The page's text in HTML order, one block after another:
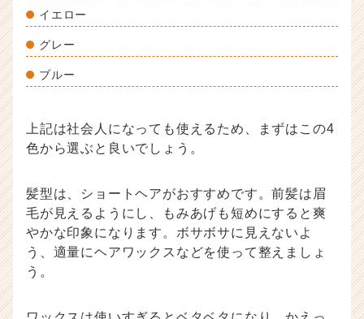
イエロー
グレー
ブルー
上記は社会人になっても使えるため、まずはこの4
色から選ぶと良いでしょう。
髪型は、ショートヘアがおすすめです。前髪は眉
毛が見えるようにし、もみあげも短めにすると爽
やかな印象になります。ボサボサに見えないよ
う、適量にヘアワックスなどを使って整えましょ
う。